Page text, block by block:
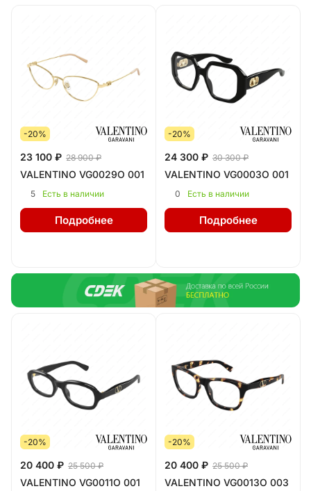
-20%
23 100 ₽ 28 900 ₽
VALENTINO VG0029O 001
5 Есть в наличии
Подробнее
-20%
24 300 ₽ 30 300 ₽
VALENTINO VG0003O 001
0 Есть в наличии
Подробнее
-20%
20 400 ₽ 25 500 ₽
VALENTINO VG0011O 001
-20%
20 400 ₽ 25 500 ₽
VALENTINO VG0013O 003